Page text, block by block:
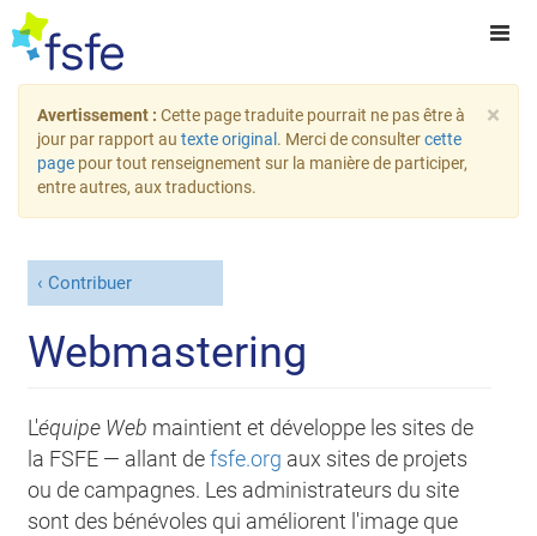
×
Avertissement : Cette page traduite pourrait ne pas être à
jour par rapport au texte original . Merci de consultercette
page pour tout renseignement sur la manière de participer,
entre autres, aux traductions.
Contribuer
Webmastering
L'équipe Web maintient et développe les sites de
la FSFE — allant defsfe.org aux sites de projets
ou de campagnes. Les administrateurs du site
sont des bénévoles qui améliorent l'image que